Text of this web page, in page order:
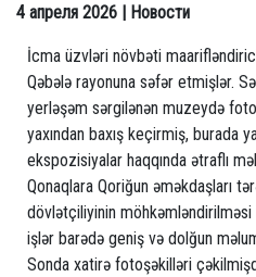
4 апреля 2026 | Новости
İcma üzvləri növbəti
Qəbələ rayonuna səfər etmişlər.
yerləşəm sərgilənən muzeydə
yaxından baxış keçirmiş, burada
ekspozisiyalar haqqında ətraflı
Qonaqlara Qoriğun əməkdaşları
dövlətçiliyinin
işlər barədə geniş və dolğun
Sonda xatirə fotoşəkilləri